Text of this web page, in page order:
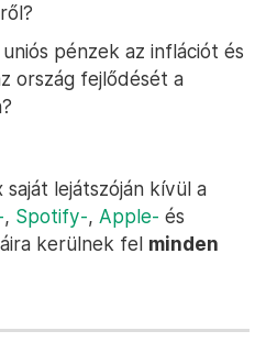
pénzek az inflációt és
ország fejlődését a
saját lejátszóján kívül a
, Spotify-, Apple- és
kerülnek fel minden